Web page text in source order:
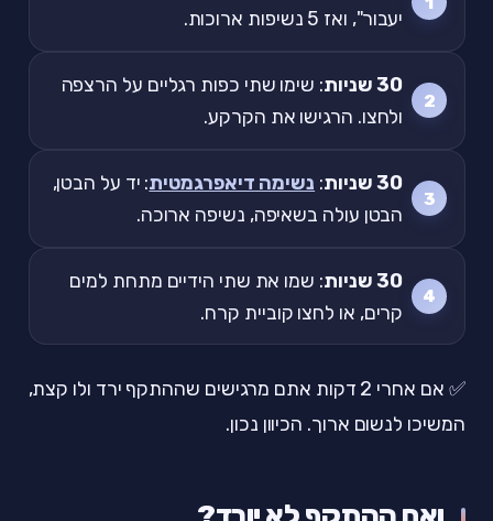
יעבור", ואז 5 נשיפות ארוכות.
30 שניות
: שימו שתי כפות רגליים על הרצפה
ולחצו. הרגישו את הקרקע.
30 שניות : נשימה דיאפרגמטית: יד על הבטן,
הבטן עולה בשאיפה, נשיפה ארוכה.
30 שניות
: שמו את שתי הידיים מתחת למים
קרים, או לחצו קוביית קרח.
✅ אם אחרי 2 דקות אתם מרגישים שההתקף ירד ולו קצת,
המשיכו לנשום ארוך. הכיוון נכון.